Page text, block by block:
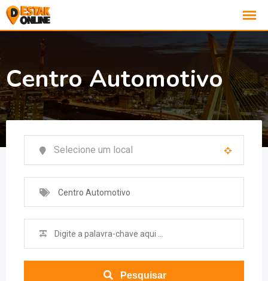
Centro Automotivo
Centro Automotivo
Pesquisar